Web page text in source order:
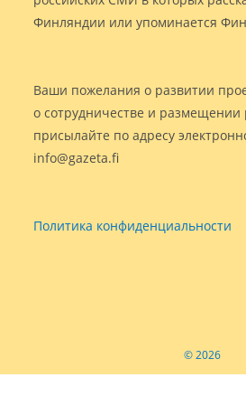
Финляндии или упоминается
Ваши пожелания о развитии
о сотрудничестве и размещении
присылайте по адресу
info@gazeta.fi
Политика конфиденциальности
© 2026